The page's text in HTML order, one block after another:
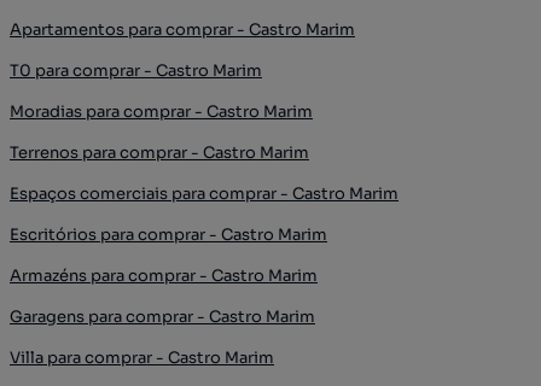
Apartamentos para comprar - Castro Marim
T0 para comprar - Castro Marim
Moradias para comprar - Castro Marim
Terrenos para comprar - Castro Marim
Espaços comerciais para comprar - Castro Marim
Escritórios para comprar - Castro Marim
Armazéns para comprar - Castro Marim
Garagens para comprar - Castro Marim
Villa para comprar - Castro Marim